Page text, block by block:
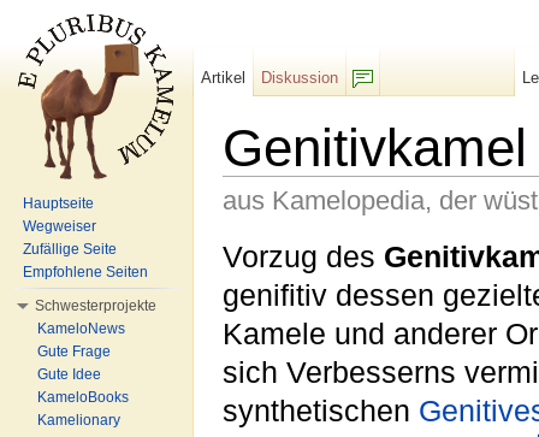
Genitivkamel
aus Kamelopedia, der
Vorzug des
genifitiv dessen
Kamele und anderer
sich Verbesserns
synthetischen
Artikel
Diskussion
Hauptseite
Wegweiser
Zufällige Seite
Empfohlene Seiten
Schwesterprojekte
KameloNews
Gute Frage
Gute Idee
KameloBooks
Kamelionary